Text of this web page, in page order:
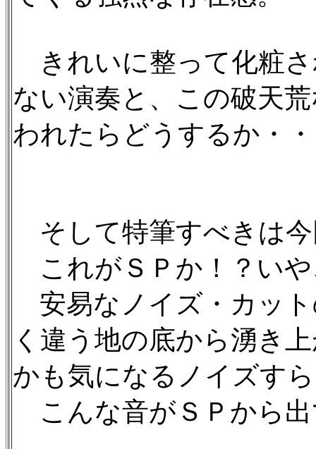
きれいに整って化粧
ない演奏と、この破天
われたらどうするか・
そして特筆すべきは今
これがＳＰか！？いや
安易なノイズ・カッ
く違う地の底から湧き
かも気になるノイズす
こんな音がＳＰから